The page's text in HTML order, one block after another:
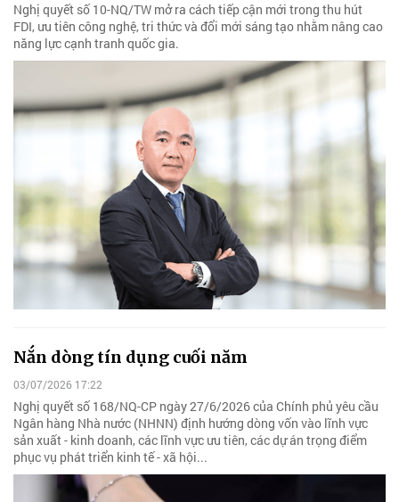
Nghị quyết số 10-NQ/TW mở ra cách tiếp cận mới trong thu hút
FDI, ưu tiên công nghệ, tri thức và đổi mới sáng tạo nhằm nâng cao
năng lực cạnh tranh quốc gia.
Nắn dòng tín dụng cuối năm
03/07/2026 17:22
Nghị quyết số 168/NQ-CP ngày 27/6/2026 của Chính phủ yêu cầu
Ngân hàng Nhà nước (NHNN) định hướng dòng vốn vào lĩnh vực
sản xuất - kinh doanh, các lĩnh vực ưu tiên, các dự án trọng điểm
phục vụ phát triển kinh tế - xã hội...